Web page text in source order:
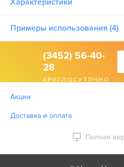
Характеристики
Примеры использования (4)
(3452) 56-40-
28
КРУГЛОСУТОЧНО
Акции
Доставка и оплата
Полная